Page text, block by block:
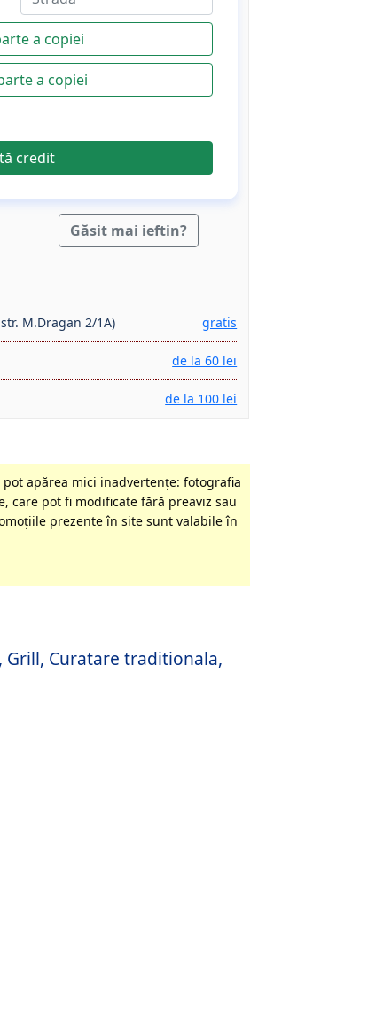
a copiei
a copiei
credit
Găsit mai ieftin?
M.Dragan 2/1A) gratis
de la 60 lei
de la 100 lei
apărea mici inadvertenţe: fotografia
care pot fi modificate fără preaviz sau
prezente în site sunt valabile în
Grill, Curatare traditionala,